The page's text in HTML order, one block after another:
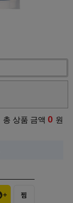
총 상품 금액 0 원